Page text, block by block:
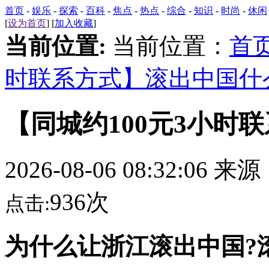
首页 - 娱乐 - 探索 - 百科 - 焦点 - 热点 - 综合 - 知识 - 时尚 - 休闲
[设为首页] [加入收藏]
当前位置: 当前位置： 首
时联系方式】滚出中国什
【同城约100元3小时
2026-08-06 08:32:06 来源
点击:936次
为什么让浙江滚出中国?